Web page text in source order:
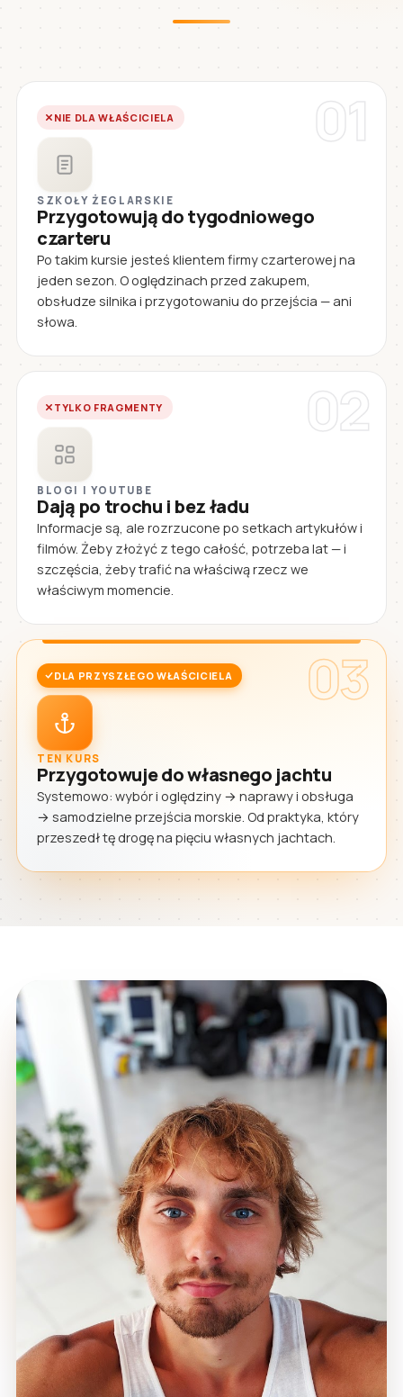
01
NIE DLA WŁAŚCICIELA
SZKOŁY ŻEGLARSKIE
Przygotowują do tygodniowego
czarteru
Po takim kursie jesteś klientem firmy czarterowej na
jeden sezon. O oględzinach przed zakupem,
obsłudze silnika i przygotowaniu do przejścia — ani
słowa.
02
TYLKO FRAGMENTY
BLOGI I YOUTUBE
Dają po trochu i bez ładu
Informacje są, ale rozrzucone po setkach artykułów i
filmów. Żeby złożyć z tego całość, potrzeba lat — i
szczęścia, żeby trafić na właściwą rzecz we
właściwym momencie.
03
DLA PRZYSZŁEGO WŁAŚCICIELA
TEN KURS
Przygotowuje do własnego jachtu
Systemowo: wybór i oględziny → naprawy i obsługa
→ samodzielne przejścia morskie. Od praktyka, który
przeszedł tę drogę na pięciu własnych jachtach.